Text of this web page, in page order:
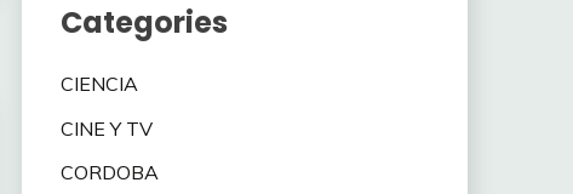
Categories
CIENCIA
CINE Y TV
CORDOBA